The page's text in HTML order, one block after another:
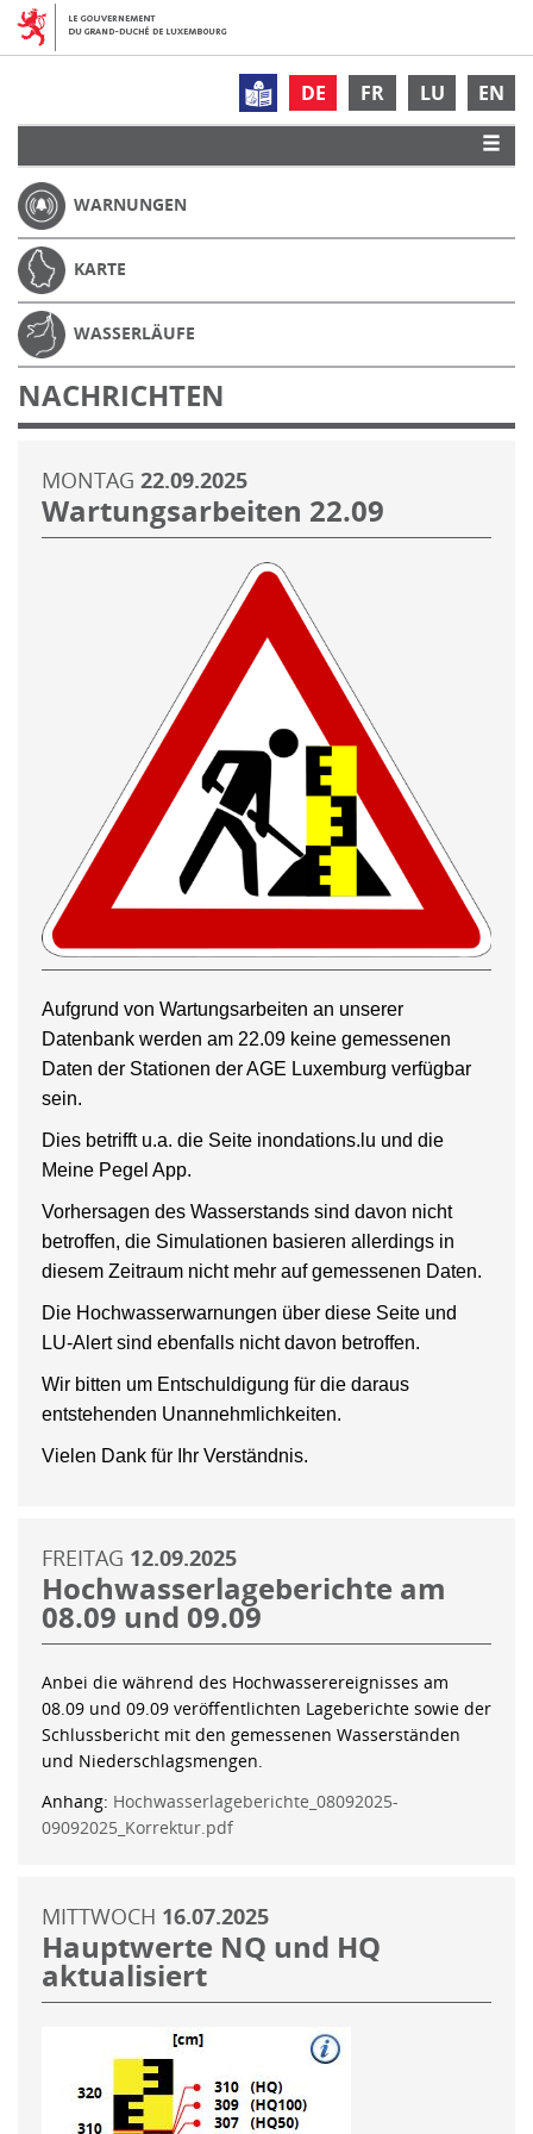
DE FR LU EN
WARNUNGEN
KARTE
WASSERLÄUFE
NACHRICHTEN
MONTAG 22.09.2025
Wartungsarbeiten 22.09
Aufgrund von Wartungsarbeiten an unserer
Datenbank werden am 22.09 keine gemessenen
Daten der Stationen der AGE Luxemburg verfügbar
sein.
Dies betrifft u.a. die Seite inondations.lu und die
Meine Pegel App.
Vorhersagen des Wasserstands sind davon nicht
betroffen, die Simulationen basieren allerdings in
diesem Zeitraum nicht mehr auf gemessenen Daten.
Die Hochwasserwarnungen über diese Seite und
LU-Alert sind ebenfalls nicht davon betroffen.
Wir bitten um Entschuldigung für die daraus
entstehenden Unannehmlichkeiten.
Vielen Dank für Ihr Verständnis.
FREITAG 12.09.2025
Hochwasserlageberichte am
08.09 und 09.09
Anbei die während des Hochwasserereignisses am
08.09 und 09.09 veröffentlichten Lageberichte sowie der
Schlussbericht mit den gemessenen Wasserständen
und Niederschlagsmengen.
Anhang: Hochwasserlageberichte_08092025-
09092025_Korrektur.pdf
MITTWOCH 16.07.2025
Hauptwerte NQ und HQ
aktualisiert